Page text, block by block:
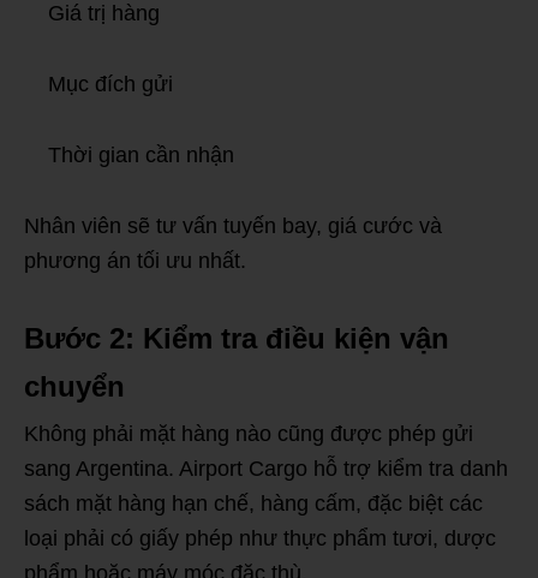
Giá trị hàng
Mục đích gửi
Thời gian cần nhận
Nhân viên sẽ tư vấn tuyến bay, giá cước và
phương án tối ưu nhất.
Bước 2: Kiểm tra điều kiện vận
chuyển
Không phải mặt hàng nào cũng được phép gửi
sang Argentina. Airport Cargo hỗ trợ kiểm tra danh
sách mặt hàng hạn chế, hàng cấm, đặc biệt các
loại phải có giấy phép như thực phẩm tươi, dược